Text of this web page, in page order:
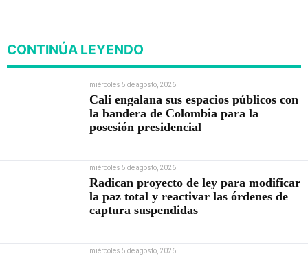
CONTINÚA LEYENDO
miércoles 5 de agosto, 2026
Cali engalana sus espacios públicos con
la bandera de Colombia para la
posesión presidencial
miércoles 5 de agosto, 2026
Radican proyecto de ley para modificar
la paz total y reactivar las órdenes de
captura suspendidas
miércoles 5 de agosto, 2026